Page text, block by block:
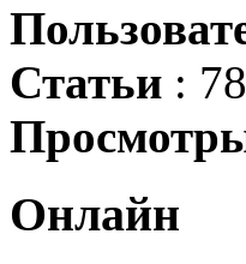
Статьи :
Онлайн